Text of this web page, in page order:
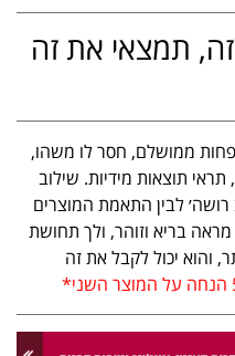
תמצאי את זה
ממושלם, חסר לו משהו,
תוצאות מידיות. שילוב
רושה׳ לבין התאמת המוצרים
בריא וזוהר, ולך תחושת
והוא יכול לקבל את זה